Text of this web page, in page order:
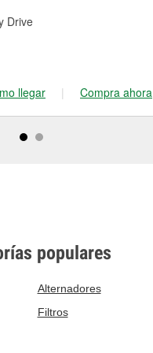
Drive
llegar | Compra ahora
populares
Alternadores
Filtros